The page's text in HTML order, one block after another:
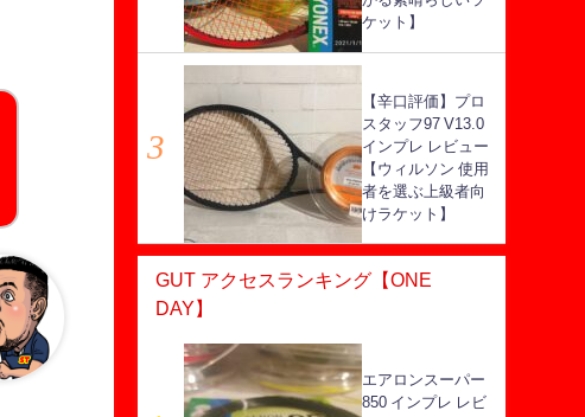
ケット】
【辛口評価】プロ
スタッフ97 V13.0
インプレ レビュー
【ウィルソン 使用
者を選ぶ上級者向
けラケット】
GUT アクセスランキング【ONE
DAY】
エアロンスーパー
850 インプレ レビ